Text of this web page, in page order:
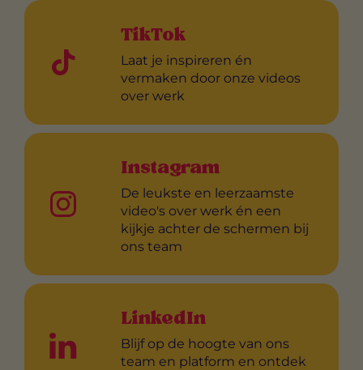
TikTok
Laat je inspireren én
vermaken door onze videos
over werk
Instagram
De leukste en leerzaamste
video's over werk én een
kijkje achter de schermen bij
ons team
LinkedIn
Blijf op de hoogte van ons
team en platform en ontdek